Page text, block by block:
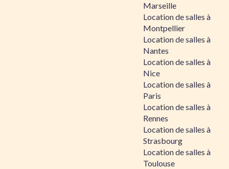
Marseille
Location de salles à
Montpellier
Location de salles à
Nantes
Location de salles à
Nice
Location de salles à
Paris
Location de salles à
Rennes
Location de salles à
Strasbourg
Location de salles à
Toulouse